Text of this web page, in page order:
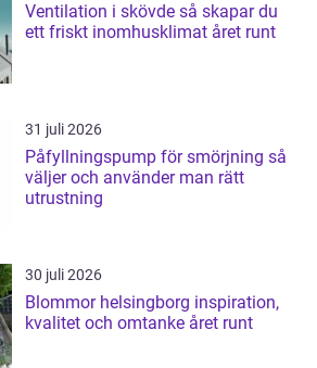
Ventilation i skövde så skapar du
ett friskt inomhusklimat året runt
31 juli 2026
Påfyllningspump för smörjning så
väljer och använder man rätt
utrustning
30 juli 2026
Blommor helsingborg inspiration,
kvalitet och omtanke året runt